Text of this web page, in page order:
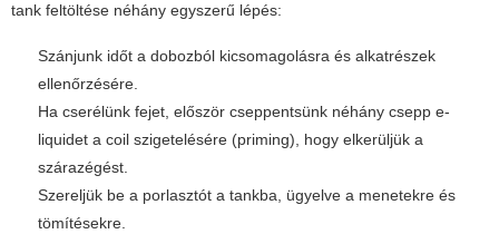
tank feltöltése néhány egyszerű lépés:
Szánjunk időt a dobozból kicsomagolásra és alkatrészek
ellenőrzésére.
Ha cserélünk fejet, először cseppentsünk néhány csepp e-
liquidet a coil szigetelésére (priming), hogy elkerüljük a
szárazégést.
Szereljük be a porlasztót a tankba, ügyelve a menetekre és
tömítésekre.